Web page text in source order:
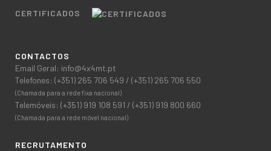
CERTIFICADOS
CONTACTOS
Email Geral: info@4x4mt.pt
Telefones: (+351) 265 706 549 / (+351) 265 706 550
(Chamada para a rede fixa nacional)
Telemóveis: (+351) 919 108 591 / (+351) 919 800 660
(Chamada para a rede móvel nacional)
RECRUTAMENTO